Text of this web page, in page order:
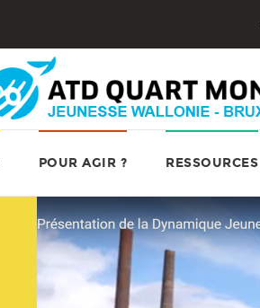
POUR AGIR ? RESSOURCES